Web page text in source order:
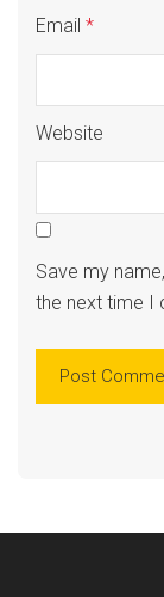
Email *
Website
Save my
the next time I